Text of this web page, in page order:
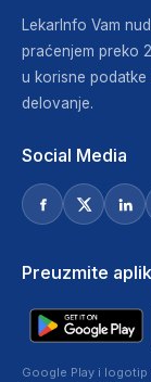
LekarInfo Vam
praćenjem preko
u korisne
delovanje.
Social Media
Preuzmite
Google Play i logotip